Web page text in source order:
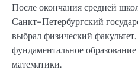
После окончания средней
Санкт-Петербургский
выбрал физический
фундаментальное
математики.